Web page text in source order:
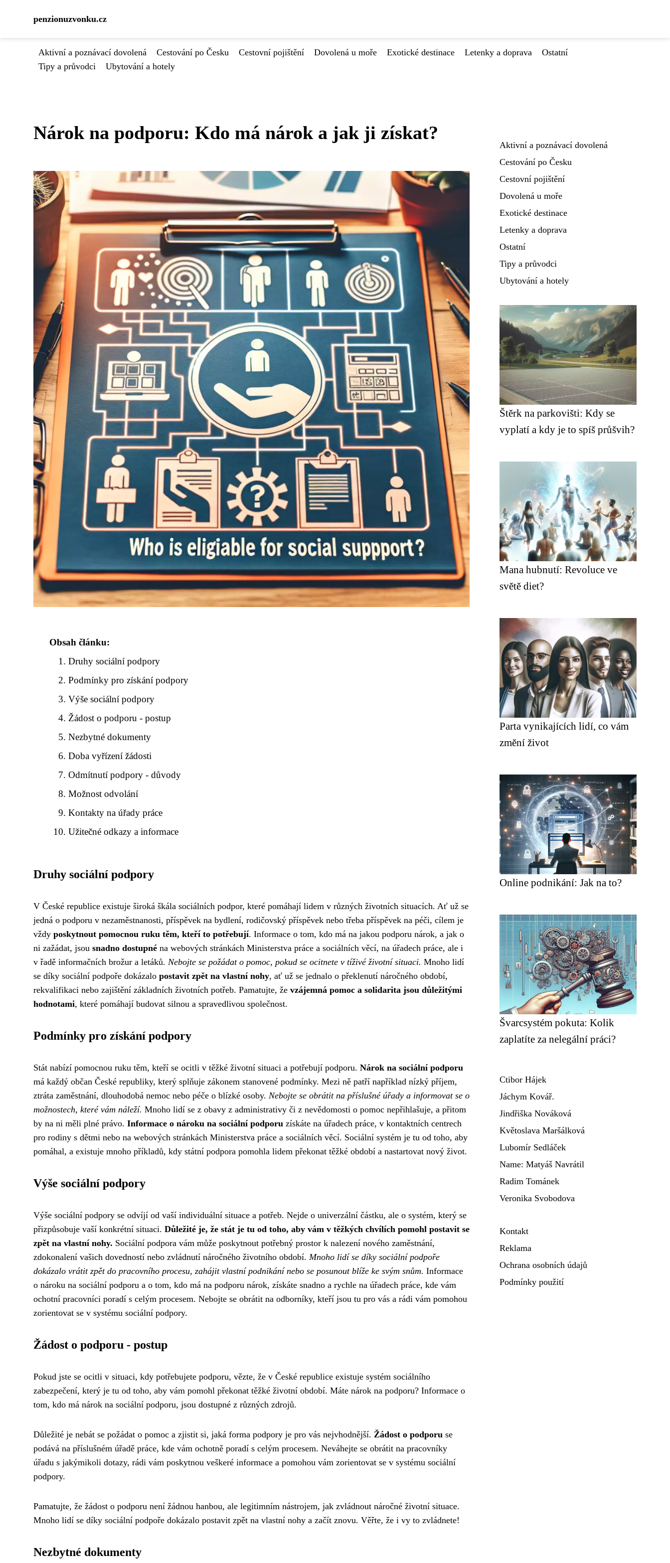
penzionuzvonku.cz
Aktivní a poznávací dovolená Cestování po Česku Cestovní pojištění Dovolená u moře Exotické destinace Letenky a doprava
Ostatní
Tipy a průvodci
Ubytování a hotely
Nárok na podporu: Kdo má nárok a jak ji získat?
Obsah článku:
Druhy sociální podpory
Podmínky pro získání podpory
Výše sociální podpory
Žádost o podporu - postup
Nezbytné dokumenty
Doba vyřízení žádosti
Odmítnutí podpory - důvody
Možnost odvolání
Kontakty na úřady práce
Užitečné odkazy a informace
Druhy sociální podpory
V České republice existuje široká škála sociálních podpor, které pomáhají lidem v různých životních situacích. Ať už se
jedná o podporu v nezaměstnanosti, příspěvek na bydlení, rodičovský příspěvek nebo třeba příspěvek na péči, cílem je
vždy poskytnout pomocnou ruku těm, kteří to potřebují. Informace o tom, kdo má na jakou podporu nárok, a jak o
ni zažádat, jsou snadno dostupné na webových stránkách Ministerstva práce a sociálních věcí, na úřadech práce, ale i
v řadě informačních brožur a letáků. Nebojte se požádat o pomoc, pokud se ocitnete v tíživé životní situaci. Mnoho lidí
se díky sociální podpoře dokázalo postavit zpět na vlastní nohy, ať už se jednalo o překlenutí náročného období,
rekvalifikaci nebo zajištění základních životních potřeb. Pamatujte, že vzájemná pomoc a solidarita jsou důležitými
hodnotami, které pomáhají budovat silnou a spravedlivou společnost.
Podmínky pro získání podpory
Stát nabízí pomocnou ruku těm, kteří se ocitli v těžké životní situaci a potřebují podporu. Nárok na sociální podporu
má každý občan České republiky, který splňuje zákonem stanovené podmínky. Mezi ně patří například nízký příjem,
ztráta zaměstnání, dlouhodobá nemoc nebo péče o blízké osoby. Nebojte se obrátit na příslušné úřady a informovat se o
možnostech, které vám náleží. Mnoho lidí se z obavy z administrativy či z nevědomosti o pomoc nepřihlašuje, a přitom
by na ni měli plné právo. Informace o nároku na sociální podporu získáte na úřadech práce, v kontaktních centrech
pro rodiny s dětmi nebo na webových stránkách Ministerstva práce a sociálních věcí. Sociální systém je tu od toho, aby
pomáhal, a existuje mnoho příkladů, kdy státní podpora pomohla lidem překonat těžké období a nastartovat nový život.
Výše sociální podpory
Výše sociální podpory se odvíjí od vaší individuální situace a potřeb. Nejde o univerzální částku, ale o systém, který se
přizpůsobuje vaší konkrétní situaci. Důležité je, že stát je tu od toho, aby vám v těžkých chvílích pomohl postavit se
zpět na vlastní nohy. Sociální podpora vám může poskytnout potřebný prostor k nalezení nového zaměstnání,
zdokonalení vašich dovedností nebo zvládnutí náročného životního období. Mnoho lidí se díky sociální podpoře
dokázalo vrátit zpět do pracovního procesu, zahájit vlastní podnikání nebo se posunout blíže ke svým snům. Informace
o nároku na sociální podporu a o tom, kdo má na podporu nárok, získáte snadno a rychle na úřadech práce, kde vám
ochotní pracovníci poradí s celým procesem. Nebojte se obrátit na odborníky, kteří jsou tu pro vás a rádi vám pomohou
zorientovat se v systému sociální podpory.
Žádost o podporu - postup
Pokud jste se ocitli v situaci, kdy potřebujete podporu, vězte, že v České republice existuje systém sociálního
zabezpečení, který je tu od toho, aby vám pomohl překonat těžké životní období. Máte nárok na podporu? Informace o
tom, kdo má nárok na sociální podporu, jsou dostupné z různých zdrojů.
Důležité je nebát se požádat o pomoc a zjistit si, jaká forma podpory je pro vás nejvhodnější. Žádost o podporu se
podává na příslušném úřadě práce, kde vám ochotně poradí s celým procesem. Neváhejte se obrátit na pracovníky
úřadu s jakýmikoli dotazy, rádi vám poskytnou veškeré informace a pomohou vám zorientovat se v systému sociální
podpory.
Pamatujte, že žádost o podporu není žádnou hanbou, ale legitimním nástrojem, jak zvládnout náročné životní situace.
Mnoho lidí se díky sociální podpoře dokázalo postavit zpět na vlastní nohy a začít znovu. Věřte, že i vy to zvládnete!
Nezbytné dokumenty
Aktivní a poznávací dovolená
Cestování po Česku
Cestovní pojištění
Dovolená u moře
Exotické destinace
Letenky a doprava
Ostatní
Tipy a průvodci
Ubytování a hotely
Štěrk na parkovišti: Kdy se
vyplatí a kdy je to spíš průšvih?
Mana hubnutí: Revoluce ve
světě diet?
Parta vynikajících lidí, co vám
změní život
Online podnikání: Jak na to?
Švarcsystém pokuta: Kolik
zaplatíte za nelegální práci?
Ctibor Hájek
Jáchym Kovář.
Jindřiška Nováková
Květoslava Maršálková
Lubomír Sedláček
Name: Matyáš Navrátil
Radim Tománek
Veronika Svobodova
Kontakt
Reklama
Ochrana osobních údajů
Podmínky použití